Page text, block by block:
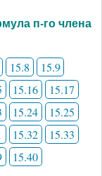
п-го члена
15.8
15.9
15.16
15.17
15.24
15.25
15.32
15.33
15.40